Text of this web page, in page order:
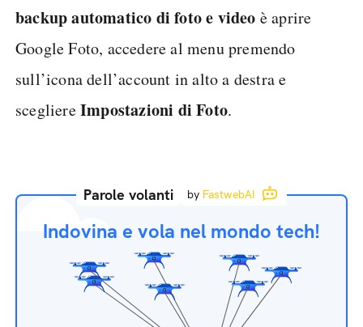
backup automatico di foto e video è aprire
Google Foto, accedere al menu premendo
sull’icona dell’account in alto a destra e
scegliereImpostazioni di Foto.
Parole volanti by FastwebAI
Indovina e vola nel mondo tech!